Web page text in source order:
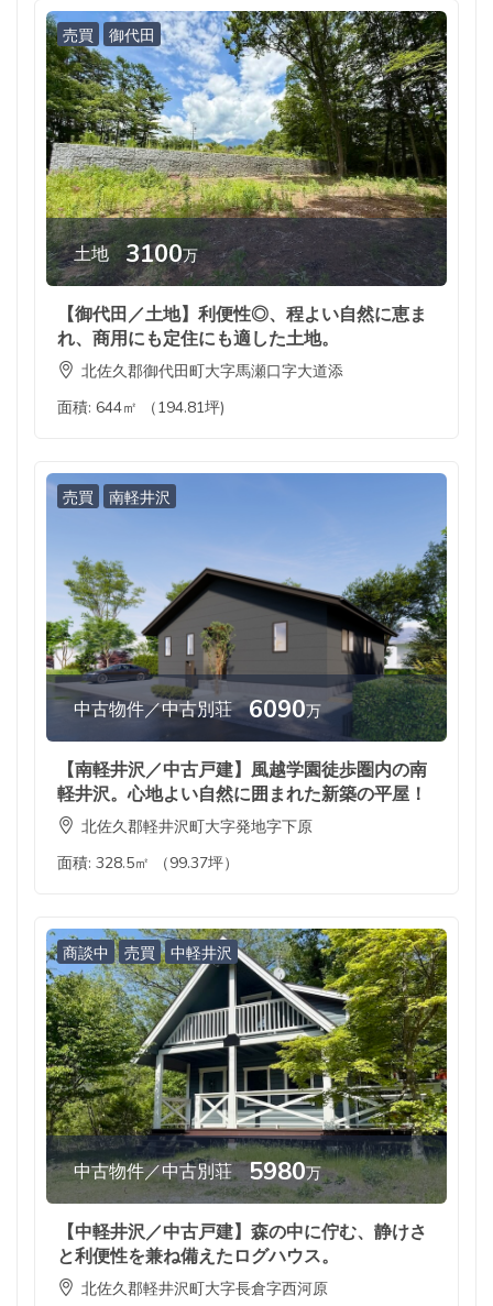
売買 御代田
土地 3100万
【御代田／土地】利便性◎、程よい自然に恵ま
れ、商用にも定住にも適した土地。
北佐久郡御代田町大字馬瀬口字大道添
面積: 644㎡ （194.81坪)
売買 南軽井沢
中古物件／中古別荘 6090万
【南軽井沢／中古戸建】風越学園徒歩圏内の南
軽井沢。心地よい自然に囲まれた新築の平屋！
北佐久郡軽井沢町大字発地字下原
面積: 328.5㎡ （99.37坪）
商談中 売買 中軽井沢
中古物件／中古別荘 5980万
【中軽井沢／中古戸建】森の中に佇む、静けさ
と利便性を兼ね備えたログハウス。
北佐久郡軽井沢町大字長倉字西河原